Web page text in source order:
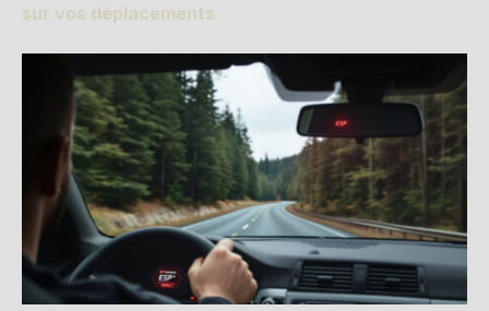
sur vos déplacements